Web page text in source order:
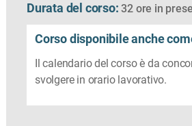
Durata del corso:32 ore in
Corso disponibile anche
Il calendario del corso è da
svolgere in orario lavorativo.